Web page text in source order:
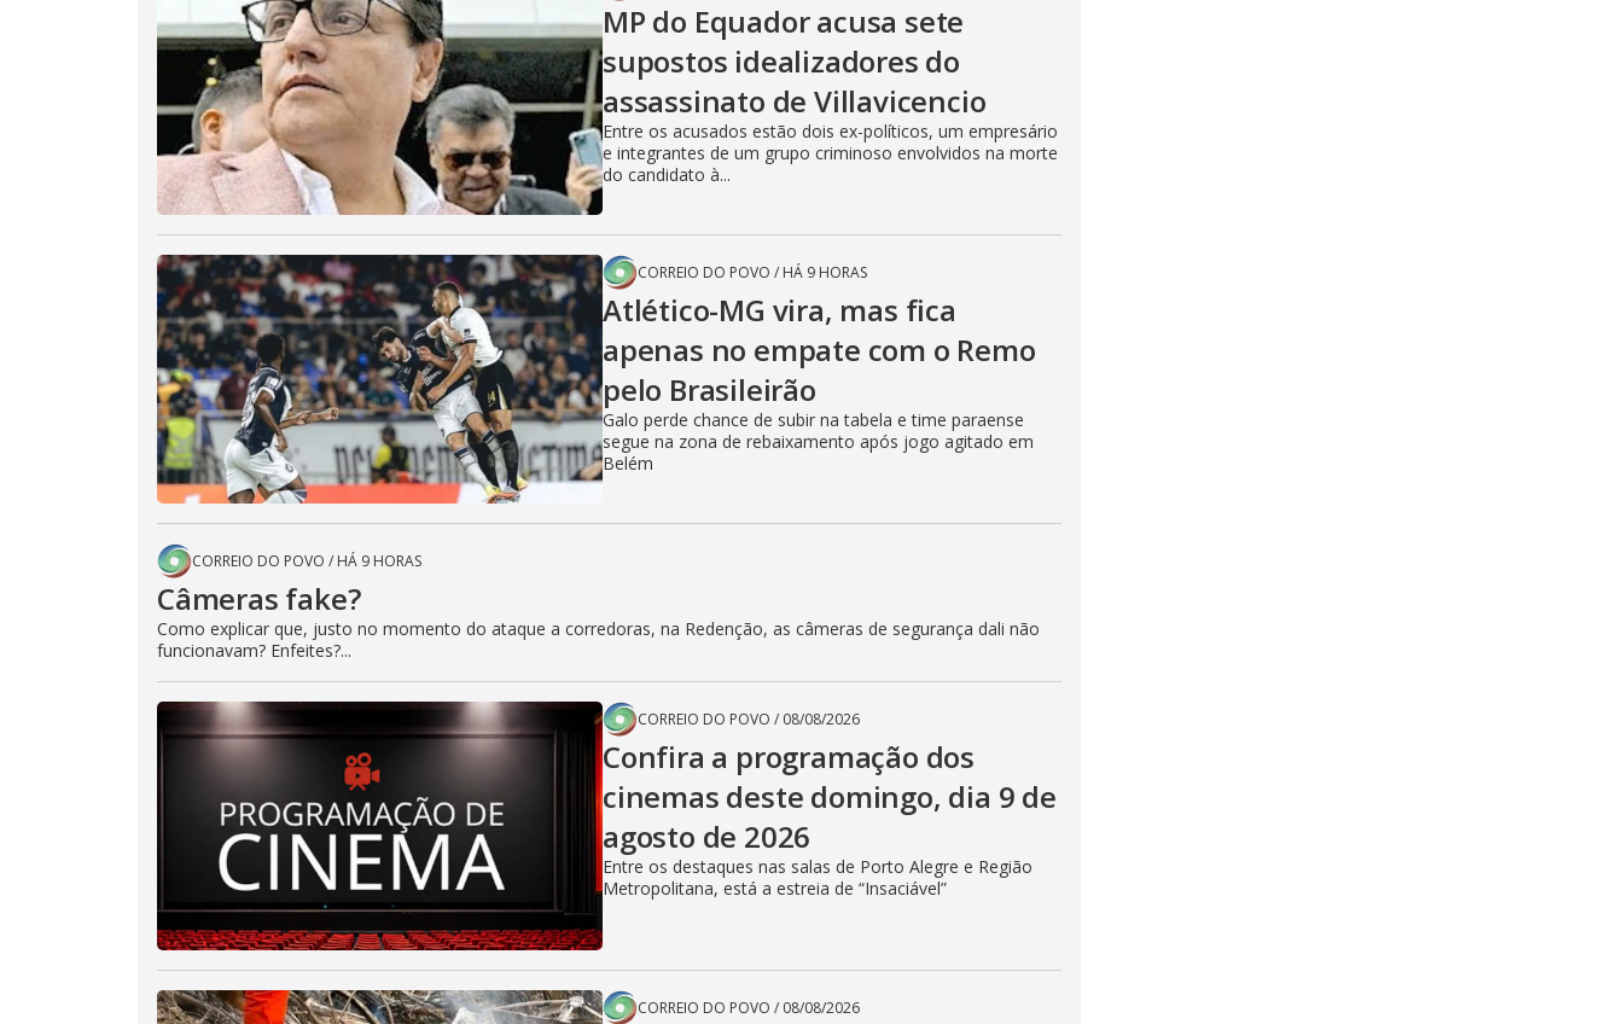
MP do Equador acusa sete
supostos idealizadores do
assassinato de Villavicencio
Entre os acusados estão dois ex-políticos, um empresário
e integrantes de um grupo criminoso envolvidos na morte
do candidato à...
CORREIO DO POVO / HÁ 9 HORAS
Atlético-MG vira, mas fica
apenas no empate com o Remo
pelo Brasileirão
Galo perde chance de subir na tabela e time paraense
segue na zona de rebaixamento após jogo agitado em
Belém
CORREIO DO POVO / HÁ 9 HORAS
Câmeras fake?
Como explicar que, justo no momento do ataque a corredoras, na Redenção, as câmeras de segurança dali não
funcionavam? Enfeites?...
CORREIO DO POVO / 08/08/2026
Confira a programação dos
cinemas deste domingo, dia 9 de
agosto de 2026
Entre os destaques nas salas de Porto Alegre e Região
Metropolitana, está a estreia de “Insaciável”
CORREIO DO POVO / 08/08/2026